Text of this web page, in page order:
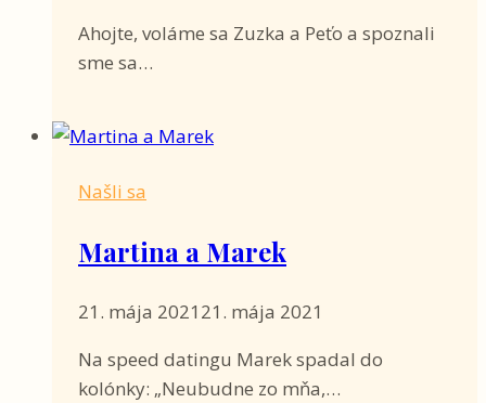
Ahojte, voláme sa Zuzka a Peťo a spoznali
sme sa…
Našli sa
Martina a Marek
21. mája 2021 21. mája 2021
Na speed datingu Marek spadal do
kolónky: „Neubudne zo mňa,…